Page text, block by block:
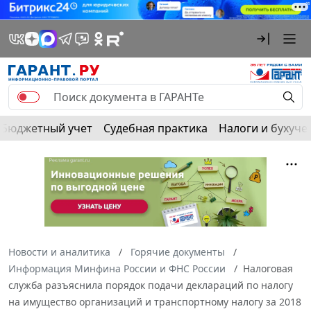
Бюджетный учет Судебная практика Налоги и
Новости и аналитика
Горячие документы
Информация Минфина России и ФНС России
Налоговая
служба разъяснила порядок подачи деклараций по налогу
на имущество организаций и транспортному налогу за 2018